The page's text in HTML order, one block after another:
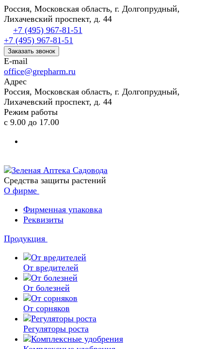
Россия, Московская область, г. Долгопрудный,
Лихачевский проспект, д. 44
+7 (495) 967-81-51
+7 (495) 967-81-51
Заказать звонок
E-mail
office@grepharm.ru
Адрес
Россия, Московская область, г. Долгопрудный,
Лихачевский проспект, д. 44
Режим работы
с 9.00 до 17.00
Средства защиты растений
О фирме
Фирменная упаковка
Реквизиты
Продукция
От вредителей
От болезней
От сорняков
Регуляторы роста